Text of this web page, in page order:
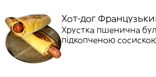
Хот-дог
Хрустка пшенична
підкопченою